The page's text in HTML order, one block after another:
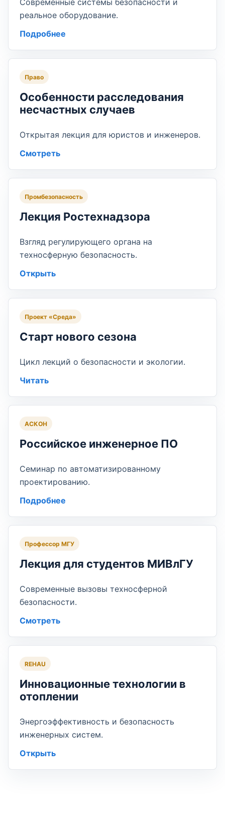
Современные системы безопасности и
реальное оборудование.
Подробнее
Право
Особенности расследования
несчастных случаев
Открытая лекция для юристов и инженеров.
Смотреть
Промбезопасность
Лекция Ростехнадзора
Взгляд регулирующего органа на
техносферную безопасность.
Открыть
Проект «Среда»
Старт нового сезона
Цикл лекций о безопасности и экологии.
Читать
АСКОН
Российское инженерное ПО
Семинар по автоматизированному
проектированию.
Подробнее
Профессор МГУ
Лекция для студентов МИВлГУ
Современные вызовы техносферной
безопасности.
Смотреть
REHAU
Инновационные технологии в
отоплении
Энергоэффективность и безопасность
инженерных систем.
Открыть